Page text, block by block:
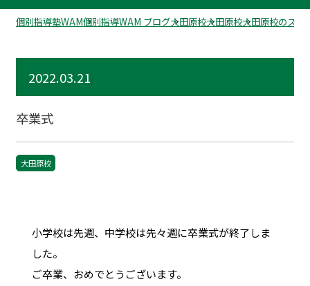
個別指導塾WAM個別指導WAM ブログ大田原校大田原校大田原校のスタ
2022.03.21
卒業式
大田原校
小学校は先週、中学校は先々週に卒業式が終了しま
した。
ご卒業、おめでとうございます。